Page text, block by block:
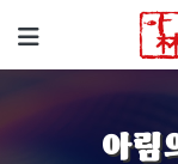
메뉴
아림